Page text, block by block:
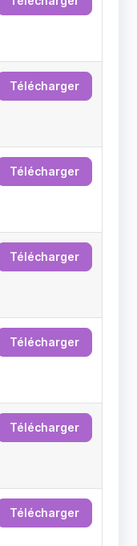
Télécharger
Télécharger
Télécharger
Télécharger
Télécharger
Télécharger